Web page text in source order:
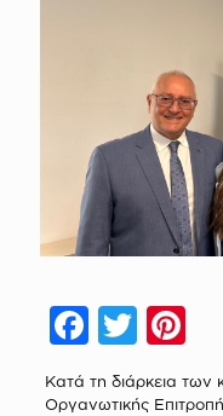
Κατά τη διάρκεια των
Οργανωτικής